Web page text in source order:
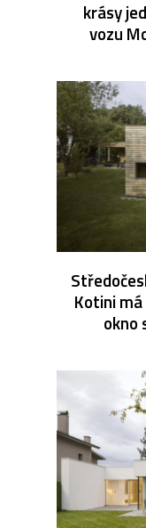
krásy
vozu
Kotini
okno